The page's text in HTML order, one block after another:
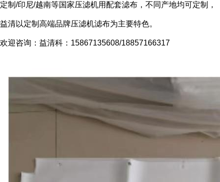
定制/印尼/越南等国家压滤机用配套滤布，不同产地均可定制，
益清以定制高端品牌压滤机滤布为主要特色。
欢迎咨询：益清科：15867135608/18857166317